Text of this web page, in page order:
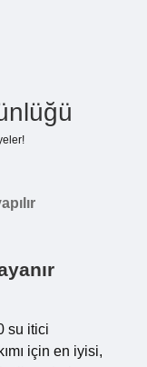
su itici
için en iyisi,